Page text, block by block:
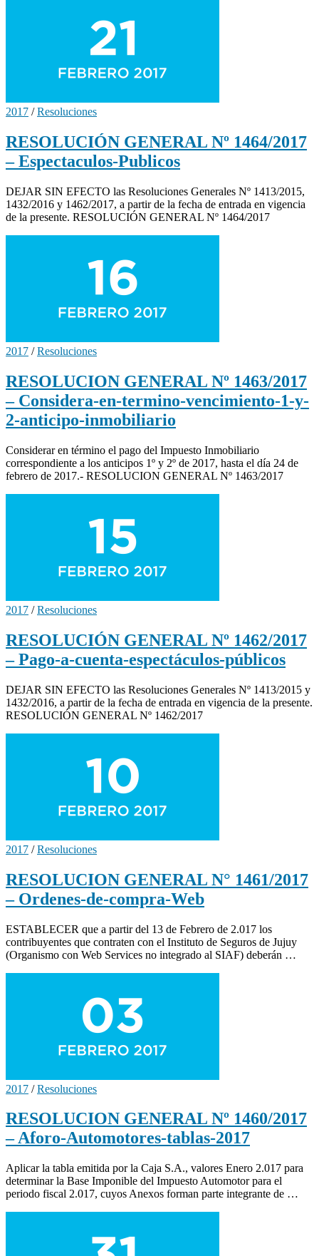
2017 /Resoluciones
RESOLUCIÓN GENERAL Nº 1464/2017
– Espectaculos-Publicos
DEJAR SIN EFECTO las Resoluciones Generales Nº 1413/2015,
1432/2016 y 1462/2017, a partir de la fecha de entrada en vigencia
de la presente. RESOLUCIÓN GENERAL Nº 1464/2017
2017 /Resoluciones
RESOLUCION GENERAL Nº 1463/2017
– Considera-en-termino-vencimiento-1-y-
2-anticipo-inmobiliario
Considerar en término el pago del Impuesto Inmobiliario
correspondiente a los anticipos 1º y 2º de 2017, hasta el día 24 de
febrero de 2017.- RESOLUCION GENERAL Nº 1463/2017
2017 /Resoluciones
RESOLUCIÓN GENERAL Nº 1462/2017
– Pago-a-cuenta-espectáculos-públicos
DEJAR SIN EFECTO las Resoluciones Generales Nº 1413/2015 y
1432/2016, a partir de la fecha de entrada en vigencia de la presente.
RESOLUCIÓN GENERAL Nº 1462/2017
2017 /Resoluciones
RESOLUCION GENERAL N° 1461/2017
– Ordenes-de-compra-Web
ESTABLECER que a partir del 13 de Febrero de 2.017 los
contribuyentes que contraten con el Instituto de Seguros de Jujuy
(Organismo con Web Services no integrado al SIAF) deberán …
2017 /Resoluciones
RESOLUCION GENERAL Nº 1460/2017
– Aforo-Automotores-tablas-2017
Aplicar la tabla emitida por la Caja S.A., valores Enero 2.017 para
determinar la Base Imponible del Impuesto Automotor para el
periodo fiscal 2.017, cuyos Anexos forman parte integrante de …